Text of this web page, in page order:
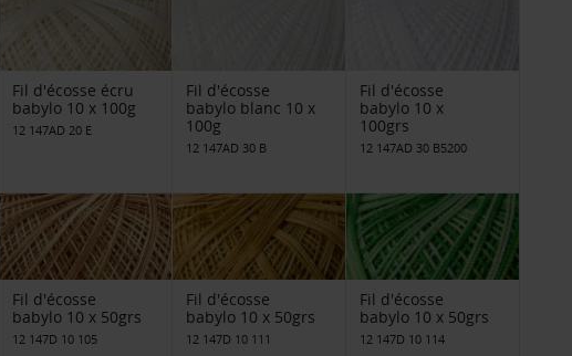
Fil d'écosse écru
babylo 10 x 100g
12 147AD 20 E
Fil d'écosse
babylo blanc 10 x
100g
12 147AD 30 B
Fil d'écosse
babylo 10 x
100grs
12 147AD 30 B5200
Fil d'écosse
babylo 10 x 50grs
12 147D 10 105
Fil d'écosse
babylo 10 x 50grs
12 147D 10 111
Fil d'écosse
babylo 10 x 50grs
12 147D 10 114